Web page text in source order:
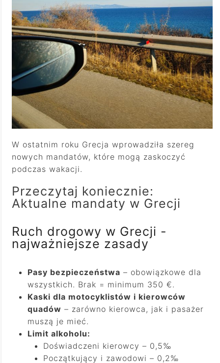
W ostatnim roku Grecja wprowadziła szereg
nowych mandatów, które mogą zaskoczyć
podczas wakacji.
Przeczytaj koniecznie:
Aktualne mandaty w Grecji
Ruch drogowy w Grecji -
najważniejsze zasady
Pasy bezpieczeństwa – obowiązkowe dla
wszystkich. Brak = minimum 350 €.
Kaski dla motocyklistów i kierowców
quadów – zarówno kierowca, jak i pasażer
muszą je mieć.
Limit alkoholu:
Doświadczeni kierowcy – 0,5‰
Początkujący i zawodowi – 0,2‰